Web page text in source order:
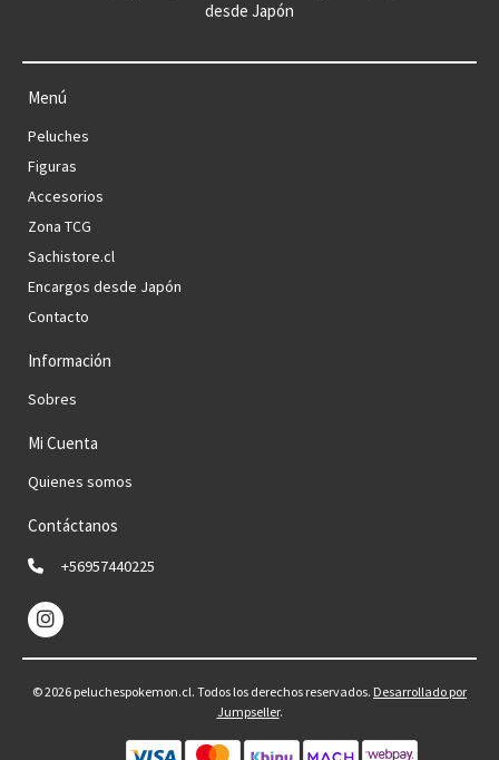
desde Japón
Menú
Peluches
Figuras
Accesorios
Zona TCG
Sachistore.cl
Encargos desde Japón
Contacto
Información
Sobres
Mi Cuenta
Quienes somos
Contáctanos
+56957440225
© 2026 peluchespokemon.cl. Todos los derechos reservados. Desarrollado por
Jumpseller.